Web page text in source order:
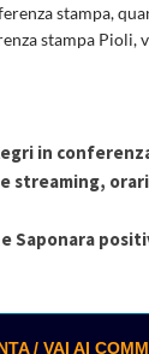
stampa,
stampa Pioli,
in
streaming,
Saponara
/ VAI AI